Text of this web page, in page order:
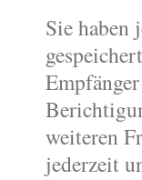
Sie haben
weiteren
jederzeit